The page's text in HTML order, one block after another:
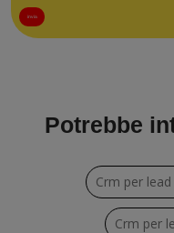
invia
Potrebbe
Crm per
Crm per